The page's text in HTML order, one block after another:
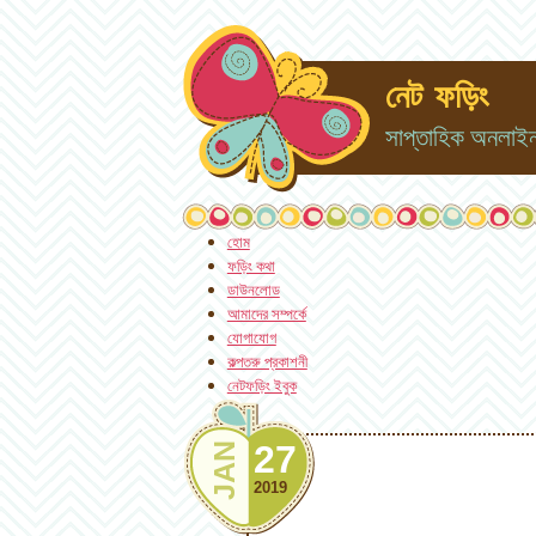
নেট ফড়িং
সাপ্তাহিক
হোম
ফড়িং কথা
ডাউনলোড
আমাদের সম্পর্কে
যোগাযোগ
কল্পতরু প্রকাশনী
নেটফড়িং ইবুক
JAN 27
2019